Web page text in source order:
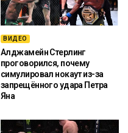
ВИДЕО
Алджамейн Стерлинг
проговорился, почему
симулировал нокаут из-за
запрещённого удара Петра
Яна